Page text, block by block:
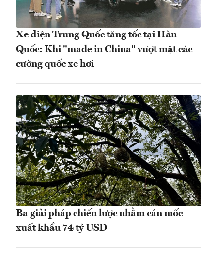
Xe điện Trung Quốc tăng tốc tại Hàn
Quốc: Khi "made in China" vượt mặt các
cường quốc xe hơi
Ba giải pháp chiến lược nhằm cán mốc
xuất khẩu 74 tỷ USD